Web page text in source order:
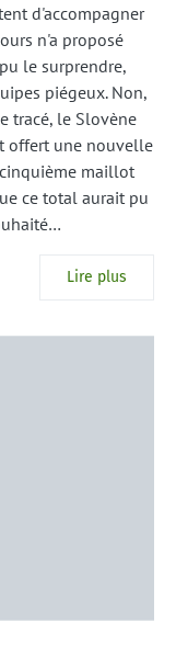
d'accompagner
n'a proposé
le surprendre,
piégeux. Non,
tracé, le Slovène
offert une nouvelle
maillot
ce total aurait pu
Lire plus